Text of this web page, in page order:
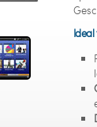
Ideal